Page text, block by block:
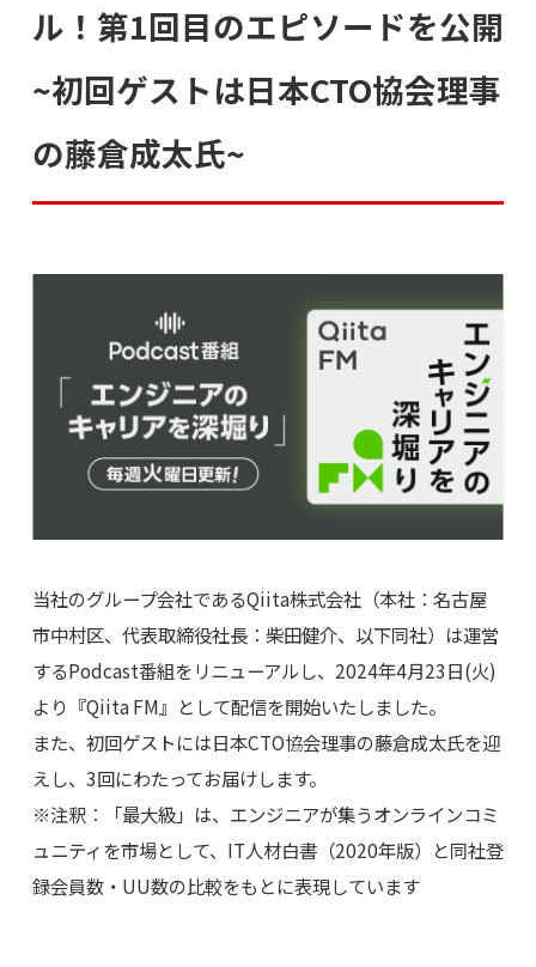
ル！第1回目のエピソードを公開
~初回ゲストは日本CTO協会理事
の藤倉成太氏~
当社のグループ会社であるQiita株式会社（本社：名古屋
市中村区、代表取締役社長：柴田健介、以下同社）は運営
するPodcast番組をリニューアルし、2024年4月23日(火)
より『Qiita FM』として配信を開始いたしました。
また、初回ゲストには日本CTO協会理事の藤倉成太氏を迎
えし、3回にわたってお届けします。
※注釈：「最大級」は、エンジニアが集うオンラインコミ
ュニティを市場として、IT人材白書（2020年版）と同社登
録会員数・UU数の比較をもとに表現しています